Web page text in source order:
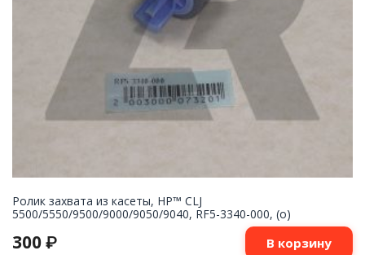
Ролик захвата из касеты, HP™ CLJ
5500/5550/9500/9000/9050/9040, RF5-3340-000, (o)
300 ₽ В корзину